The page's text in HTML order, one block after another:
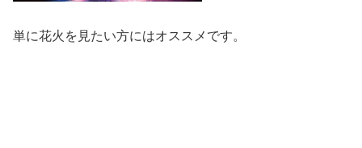
単に花火を見たい方にはオススメです。